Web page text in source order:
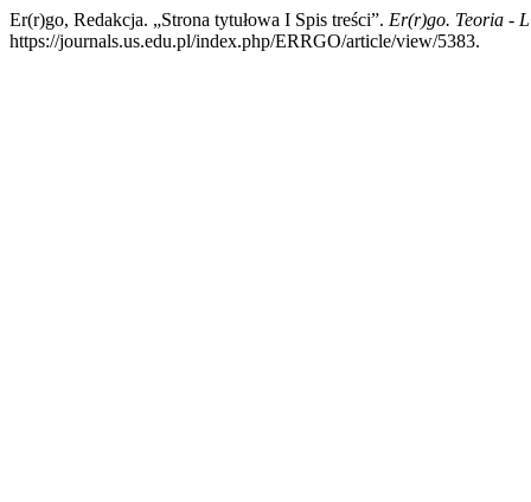
Er(r)go, Redakcja. „Strona tytułowa I Spis treści”. Er(r)go. Teoria -
https://journals.us.edu.pl/index.php/ERRGO/article/view/5383.